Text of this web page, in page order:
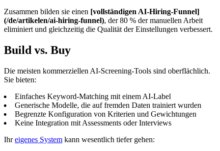
Zusammen bilden sie einen [vollständigen AI-Hiring-Funnel]
(/de/artikelen/ai-hiring-funnel), der 80 % der manuellen Arbeit
eliminiert und gleichzeitig die Qualität der Einstellungen verbessert.
Build vs. Buy
Die meisten kommerziellen AI-Screening-Tools sind oberflächlich.
Sie bieten:
Einfaches Keyword-Matching mit einem AI-Label
Generische Modelle, die auf fremden Daten trainiert wurden
Begrenzte Konfiguration von Kriterien und Gewichtungen
Keine Integration mit Assessments oder Interviews
Ihreigenes System kann wesentlich tiefer gehen: